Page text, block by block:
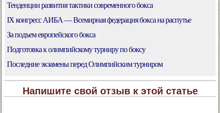
Тенденции развития тактики современного бокса
IX конгресс АИБА — Всемирная федерация бокса на распутье
За подъем европейского бокса
Подготовка к олимпийскому турниру по боксу
Последние экзамены перед Олимпийским турниром
Напишите свой отзыв к этой статье